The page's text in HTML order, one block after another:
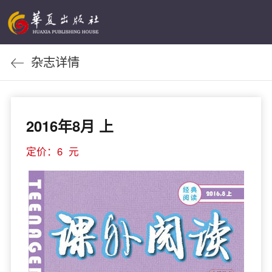
杂志详情
2016年8月 上
定价：6 元